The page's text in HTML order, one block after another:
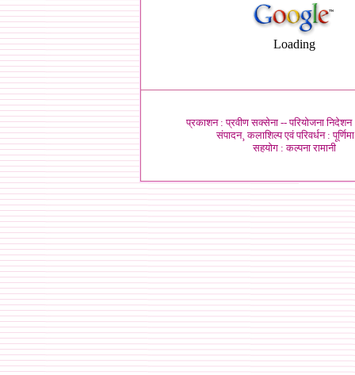
Loading
प्रकाशन : प्रवीण सक्सेना --परियोजना निदेशन
संपादन¸ कलाशिल्प एवं परिवर्धन : पूर्णिमा
सहयोग :कल्पना रामानी